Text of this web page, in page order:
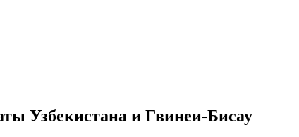
Узбекистана и Гвинеи-Бисау